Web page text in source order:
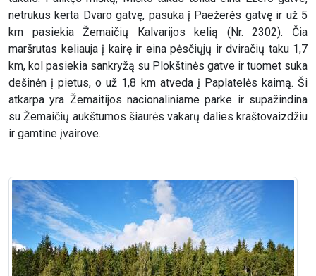
netrukus kerta Dvaro gatvę, pasuka į Paežerės gatvę ir už 5
km pasiekia Žemaičių Kalvarijos kelią (Nr. 2302). Čia
maršrutas keliauja į kairę ir eina pėsčiųjų ir dviračių taku 1,7
km, kol pasiekia sankryžą su Plokštinės gatve ir tuomet suka
dešinėn į pietus, o už 1,8 km atveda į Paplatelės kaimą. Ši
atkarpa yra Žemaitijos nacionaliniame parke ir supažindina
su Žemaičių aukštumos šiaurės vakarų dalies kraštovaizdžiu
ir gamtine įvairove.